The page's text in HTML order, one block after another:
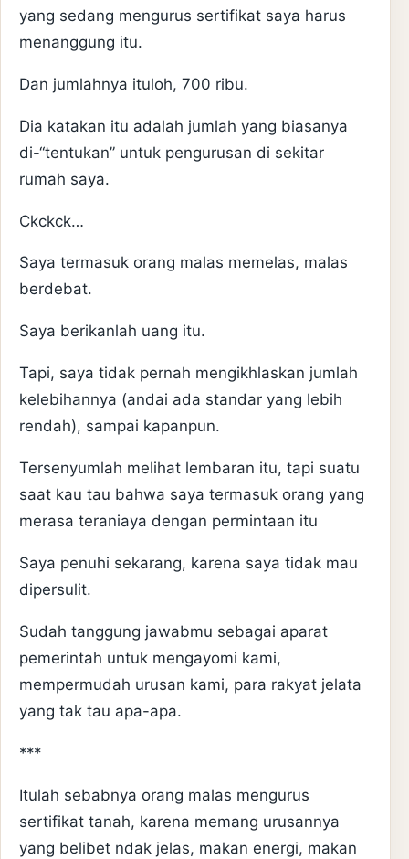
yang sedang mengurus sertifikat saya harus
menanggung itu.
Dan jumlahnya ituloh, 700 ribu.
Dia katakan itu adalah jumlah yang biasanya
di-“tentukan” untuk pengurusan di sekitar
rumah saya.
Ckckck…
Saya termasuk orang malas memelas, malas
berdebat.
Saya berikanlah uang itu.
Tapi, saya tidak pernah mengikhlaskan jumlah
kelebihannya (andai ada standar yang lebih
rendah), sampai kapanpun.
Tersenyumlah melihat lembaran itu, tapi suatu
saat kau tau bahwa saya termasuk orang yang
merasa teraniaya dengan permintaan itu
Saya penuhi sekarang, karena saya tidak mau
dipersulit.
Sudah tanggung jawabmu sebagai aparat
pemerintah untuk mengayomi kami,
mempermudah urusan kami, para rakyat jelata
yang tak tau apa-apa.
***
Itulah sebabnya orang malas mengurus
sertifikat tanah, karena memang urusannya
yang belibet ndak jelas, makan energi, makan